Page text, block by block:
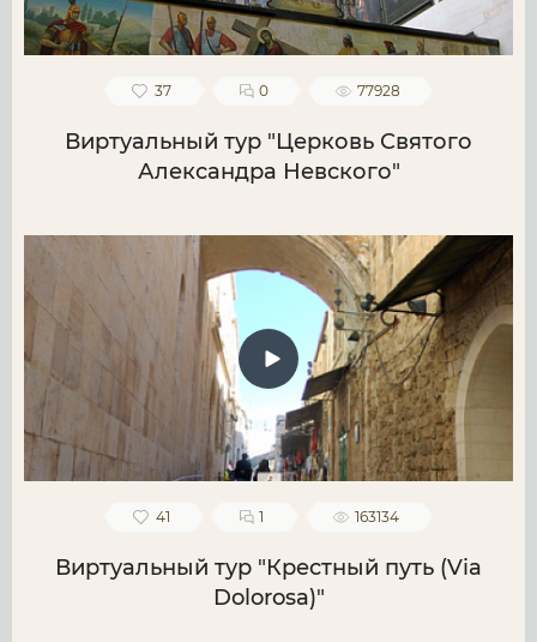
37 0 77928
Виртуальный тур "Церковь Святого
Александра Невского"
41 1 163134
Виртуальный тур "Крестный путь (Via
Dolorosa)"